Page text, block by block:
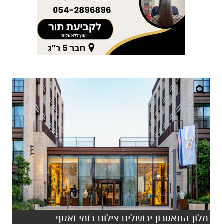
מלון התאטרון ירושלים צילום רומי ואסף